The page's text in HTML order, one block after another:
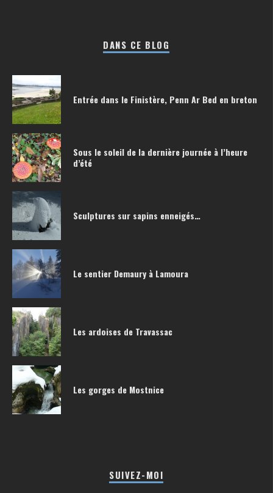
DANS CE BLOG
Entrée dans le Finistère, Penn Ar Bed en breton
Sous le soleil de la dernière journée à l’heure
d’été
Sculptures sur sapins enneigés…
Le sentier Demaury à Lamoura
Les ardoises de Travassac
Les gorges de Mostnice
SUIVEZ-MOI